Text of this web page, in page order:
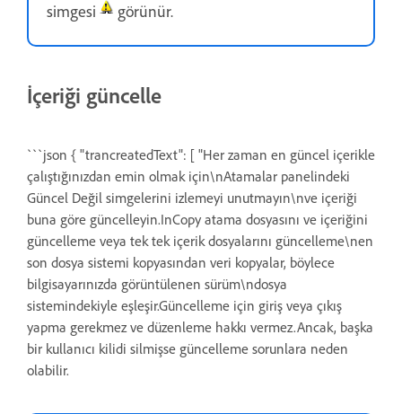
simgesi
görünür.
İçeriği güncelle
```json { "trancreatedText": [ "Her zaman en güncel içerikle
çalıştığınızdan emin olmak için\nAtamalar panelindeki
Güncel Değil simgelerini izlemeyi unutmayın\nve içeriği
buna göre güncelleyin.InCopy atama dosyasını ve içeriğini
güncelleme veya tek tek içerik dosyalarını güncelleme\nen
son dosya sistemi kopyasından veri kopyalar, böylece
bilgisayarınızda görüntülenen sürüm\ndosya
sistemindekiyle eşleşir.Güncelleme için giriş veya çıkış
yapma gerekmez ve düzenleme hakkı vermez.Ancak, başka
bir kullanıcı kilidi silmişse güncelleme sorunlara neden
olabilir.